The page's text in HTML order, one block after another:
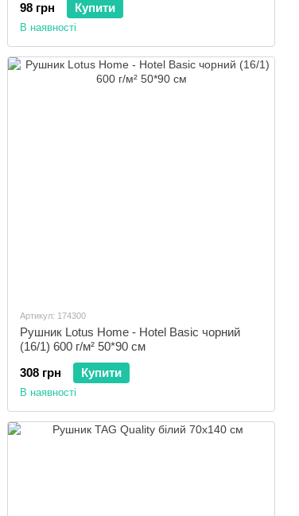
98 грн
Купити
В наявності
Артикул: 174300
Рушник Lotus Home - Hotel Basic чорний
(16/1) 600 г/м² 50*90 см
308 грн
Купити
В наявності